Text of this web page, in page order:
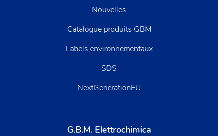
Nouvelles
Catalogue produits GBM
Labels environnementaux
SDS
NextGenerationEU
G.B.M. Elettrochimica